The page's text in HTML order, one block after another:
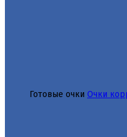
Готовые очки Очки